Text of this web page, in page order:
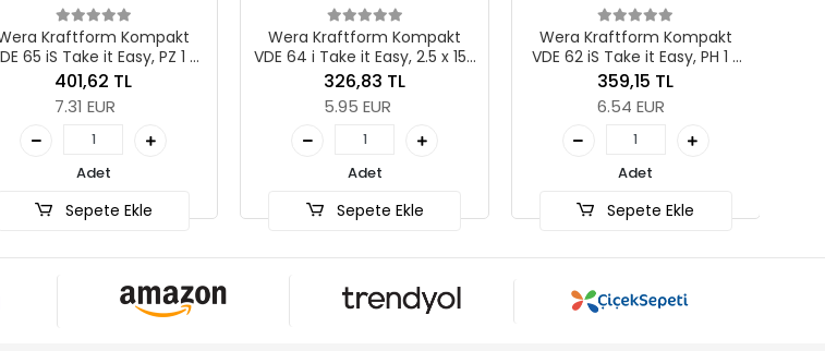
Kraftform Kompakt
65 iS Take it Easy, PZ 1 x
157 mm
401,62 TL
7.31 EUR
Adet
Sepete Ekle
Wera Kraftform Kompakt
VDE 64 i Take it Easy, 2.5 x 157
mm
326,83 TL
5.95 EUR
Adet
Sepete Ekle
Wera Kraftform Kompakt
VDE 62 iS Take it Easy, PH 1 x
157 mm
359,15 TL
6.54 EUR
Adet
Sepete Ekle